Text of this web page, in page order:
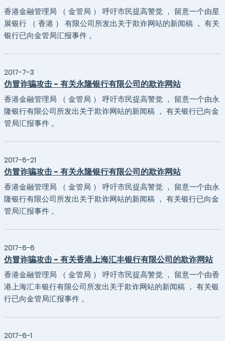
香港金融管理局 （ 金管局 ） 呼吁市民提高警觉 ， 留意一个由星
展银行 （ 香港 ） 有限公司所发出关于欺诈网站的新闻稿 ， 有关
银行已向金管局汇报事件 。
2017-7-3
仿冒诈骗攻击 - 有关永隆银行有限公司的欺诈网站
香港金融管理局 （ 金管局 ） 呼吁市民提高警觉 ， 留意一个由永
隆银行有限公司所发出关于欺诈网站的新闻稿 ， 有关银行已向金
管局汇报事件 。
2017-6-21
仿冒诈骗攻击 - 有关永隆银行有限公司的欺诈网站
香港金融管理局 （ 金管局 ） 呼吁市民提高警觉 ， 留意一个由永
隆银行有限公司所发出关于欺诈网站的新闻稿 ， 有关银行已向金
管局汇报事件 。
2017-6-6
仿冒诈骗攻击 - 有关香港上海汇丰银行有限公司的欺诈网站
香港金融管理局 （ 金管局 ） 呼吁市民提高警觉 ， 留意一个由香
港上海汇丰银行有限公司所发出关于欺诈网站的新闻稿 ， 有关银
行已向金管局汇报事件 。
2017-6-1